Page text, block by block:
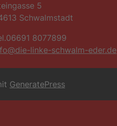
5
Schwalmstadt
8077899
linke-schwalm-eder.de
GeneratePress